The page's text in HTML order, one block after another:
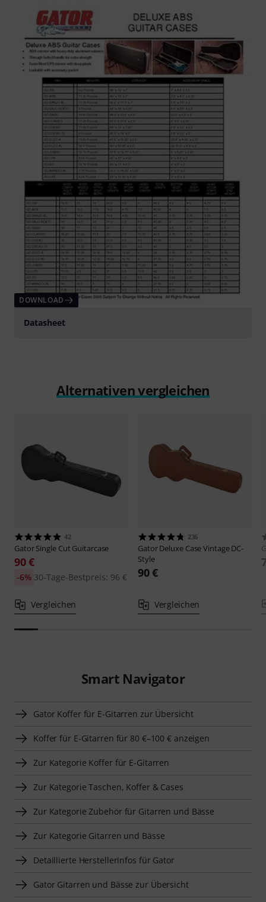
DOWNLOAD
Datasheet
Alternativen vergleichen
42
GatorSingle Cut Guitarcase
90 €
30-Tage-Bestpreis: 96 €
-6%
Vergleichen
236
GatorDeluxe Case Vintage DC-
Style
90 €
Vergleichen
Smart Navigator
Gator Koffer für E-Gitarren zur Übersicht
Koffer für E-Gitarren für 80 €–100 € anzeigen
Zur Kategorie Koffer für E-Gitarren
Zur Kategorie Taschen, Koffer & Cases
Zur Kategorie Zubehör für Gitarren und Bässe
Zur Kategorie Gitarren und Bässe
Detaillierte Herstellerinfos für Gator
Gator Gitarren und Bässe zur Übersicht